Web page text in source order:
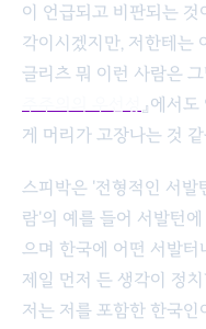
이 언급되고 비판되는
각이시겠지만, 저한테는
글리츠 뭐 이런 사람은
』에서
게 머리가 고장나는 것
스피박은 '전형적인 서발
람'의 예를 들어 서발턴
으며 한국에 어떤 서발
제일 먼저 든 생각이 정
저는 저를 포함한 한국인